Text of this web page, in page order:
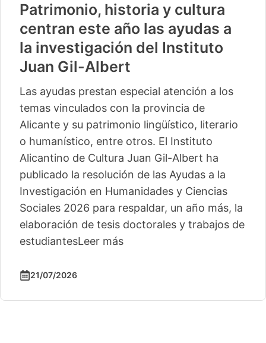
Patrimonio, historia y cultura
centran este año las ayudas a
la investigación del Instituto
Juan Gil-Albert
Las ayudas prestan especial atención a los
temas vinculados con la provincia de
Alicante y su patrimonio lingüístico, literario
o humanístico, entre otros. El Instituto
Alicantino de Cultura Juan Gil-Albert ha
publicado la resolución de las Ayudas a la
Investigación en Humanidades y Ciencias
Sociales 2026 para respaldar, un año más, la
elaboración de tesis doctorales y trabajos de
estudiantesLeer más
21/07/2026